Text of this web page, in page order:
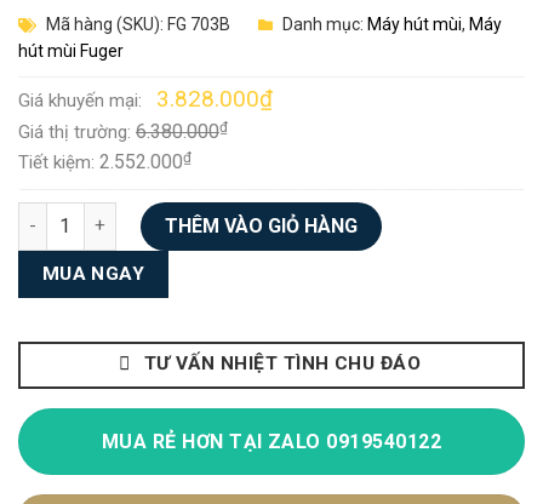
Mã hàng (SKU): FG 703B Danh mục: Máy hút mùi, Máy
hút mùi Fuger
Giá khuyến mại:
Giá
gốc
là:
6.380.000₫.
3.828.000₫Giá
Giá thị trường: 6.380.000₫
Tiết kiệm: 2.552.000₫
Hút Mùi Cổ Điển FUGER - Hút mạnh mẽ êm ái - Lực hút
THÊM VÀO GIỎ HÀNG
MUA NGAY
TƯ VẤN NHIỆT TÌNH CHU ĐÁO
MUA RẺ HƠN TẠI ZALO 0919540122